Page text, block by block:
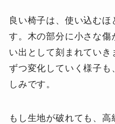
良い椅子は、使い込むほ
す。木の部分に小さな傷
い出として刻まれていき
ずつ変化していく様子も
しみです。
もし生地が破れても、